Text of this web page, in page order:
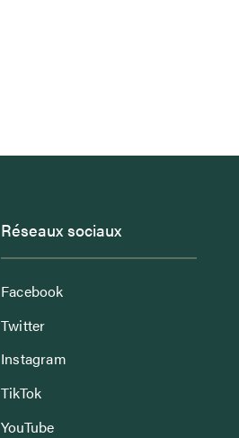
Réseaux sociaux
Facebook
Twitter
Instagram
TikTok
YouTube